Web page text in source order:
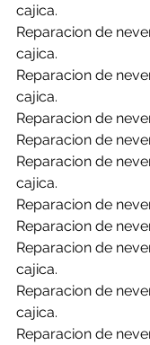
cajica.
Reparacion de
cajica.
Reparacion de
cajica.
Reparacion de
Reparacion de
Reparacion de
cajica.
Reparacion de
Reparacion de
Reparacion de
cajica.
Reparacion de
cajica.
Reparacion de